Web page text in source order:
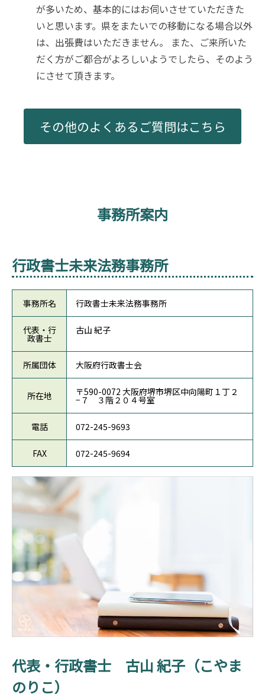
が多いため、基本的にはお伺いさせていただきた
いと思います。県をまたいでの移動になる場合以外
は、出張費はいただきません。 また、ご来所いた
だく方がご都合がよろしいようでしたら、そのよう
にさせて頂きます。
その他のよくあるご質問はこちら
事務所案内
行政書士未来法務事務所
事務所名 行政書士未来法務事務所
代表・行
政書士
古山 紀子
所属団体 大阪府行政書士会
所在地 〒590-0072 大阪府堺市堺区中向陽町１丁２
−７ ３階２０４号室
電話 072-245-9693
FAX 072-245-9694
代表・行政書士 古山 紀子（こやま
のりこ）